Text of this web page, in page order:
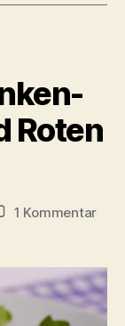
Roten
1 Kommentarzu